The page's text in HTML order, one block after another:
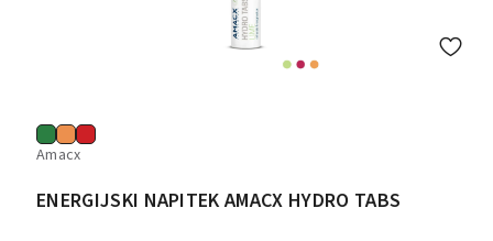
Amacx
ENERGIJSKI NAPITEK AMACX HYDRO TABS